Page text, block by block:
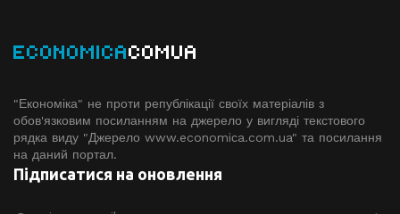
ECONOMICACOMUA
"Економіка" не проти републікації своїх матеріалів з
обов'язковим посиланням на джерело у вигляді текстового
рядка виду "Джерело www.economiсa.com.ua" та посилання
на даний портал.
Підписатися на оновлення